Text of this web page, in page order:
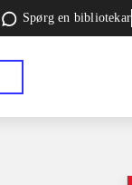
Spørg en bibliotekar